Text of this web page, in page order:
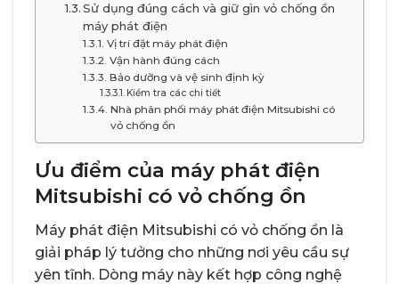
Sử dụng đúng cách và giữ gìn vỏ chống ồn
máy phát điện
Vị trí đặt máy phát điện
Vận hành đúng cách
Bảo dưỡng và vệ sinh định kỳ
Kiểm tra các chi tiết
Nhà phân phối máy phát điện Mitsubishi có
vỏ chống ồn
Ưu điểm của máy phát điện
Mitsubishi có vỏ chống ồn
Máy phát điện Mitsubishi có vỏ chống ồn là
giải pháp lý tưởng cho những nơi yêu cầu sự
yên tĩnh. Dòng máy này kết hợp công nghệ